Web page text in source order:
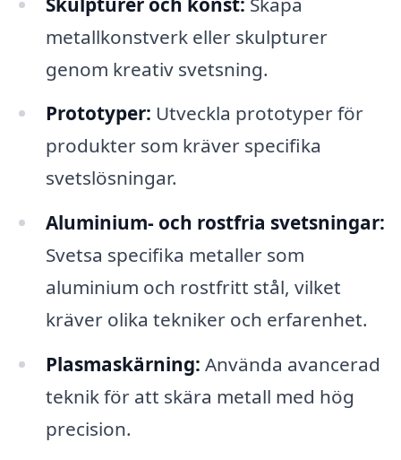
metallkonstverk eller skulpturer
genom kreativ svetsning.
Prototyper: Utveckla prototyper för
produkter som kräver specifika
svetslösningar.
Aluminium- och rostfria svetsningar:
Svetsa specifika metaller som
aluminium och rostfritt stål, vilket
kräver olika tekniker och erfarenhet.
Plasmaskärning: Använda avancerad
teknik för att skära metall med hög
precision.